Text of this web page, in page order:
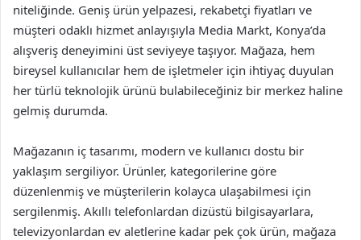
niteliğinde. Geniş ürün yelpazesi, rekabetçi fiyatları ve
müşteri odaklı hizmet anlayışıyla Media Markt, Konya’da
alışveriş deneyimini üst seviyeye taşıyor. Mağaza, hem
bireysel kullanıcılar hem de işletmeler için ihtiyaç duyulan
her türlü teknolojik ürünü bulabileceğiniz bir merkez haline
gelmiş durumda.
Mağazanın iç tasarımı, modern ve kullanıcı dostu bir
yaklaşım sergiliyor. Ürünler, kategorilerine göre
düzenlenmiş ve müşterilerin kolayca ulaşabilmesi için
sergilenmiş. Akıllı telefonlardan dizüstü bilgisayarlara,
televizyonlardan ev aletlerine kadar pek çok ürün, mağaza